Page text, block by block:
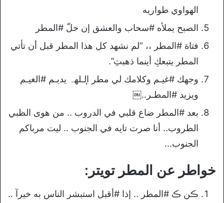
الهواوي طواريه
الصبح يملأه #سحاب والعشق إن حلّ #المطر
فتاة #المطر ،، “لم نشهد كل هذا المطر قبل أن تأتي
المطر يتبعكِ أينما ذهبتِ”.
وجهك #غيـم وكلامك لي مطر ᷂الـلهہ يديـم #الغيـم
ويزيد #المطـر..￼
بعد #المطر ضاع قلبي في الدروب .. من هوى الظبي
الطروب.. أنا صرت تايه في الجنوب .. ليت مرباكم
الجنوب…
خواطر عن المطر تويتر:
ڪن ڪ #المطر .. إذا #أقبل استبشر الناس به خيرآ ..